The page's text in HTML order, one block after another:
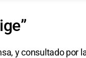
y consultado por